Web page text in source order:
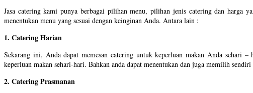
Jasa catering kami punya berbagai pilihan menu, pilihan jenis catering dan harga
menentukan menu yang sesuai dengan keinginan Anda. Antara lain :
1. Catering Harian
Sekarang ini, Anda dapat memesan catering untuk keperluan makan Anda sehari
keperluan makan sehari-hari. Bahkan anda dapat menentukan dan juga memilih
2. Catering Prasmanan